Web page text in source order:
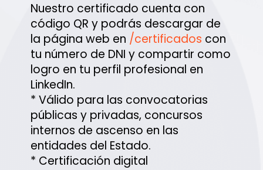
Nuestro certificado cuenta con
código QR y podrás descargar de
la página web en /certificados con
tu número de DNI y compartir como
logro en tu perfil profesional en
LinkedIn.
* Válido para las convocatorias
públicas y privadas, concursos
internos de ascenso en las
entidades del Estado.
* Certificación digital